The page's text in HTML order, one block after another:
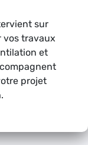
sur
vos travaux
et
projet